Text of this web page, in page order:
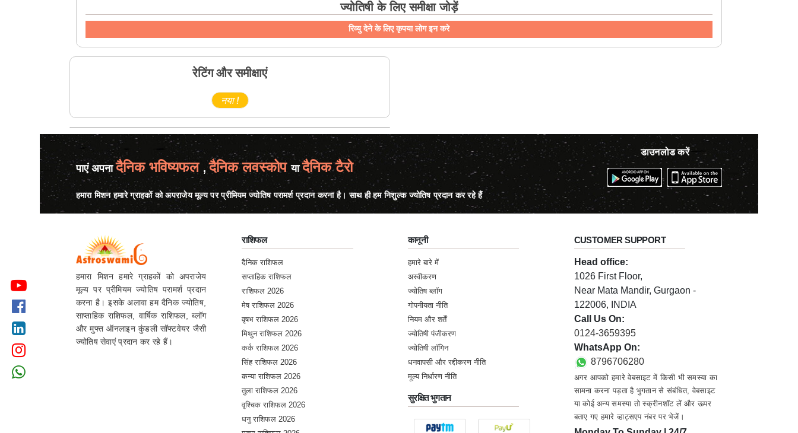
ज्योतिषी के लिए समीक्षा जोड़ें
रिव्यु देने के लिए कृपया लोग इन करे
रेटिंग और समीक्षाएं
नया !
पाएं अपनादैनिक भविष्यफल ,दैनिक लवस्कोपयादैनिक टैरो
हमारा मिशन हमारे ग्राहकों को अपराजेय मूल्य पर प्रीमियम ज्योतिष परामर्श प्रदान करना है। साथ ही हम निशुल्क ज्योतिष प्रदान कर रहे हैं
डाउनलोड करें
हमारा मिशन हमारे ग्राहकों को अपराजेय
मूल्य पर प्रीमियम ज्योतिष परामर्श प्रदान
करना है। इसके अलावा हम दैनिक ज्योतिष,
साप्ताहिक राशिफल, वार्षिक राशिफल, ब्लॉग
और मुफ्त ऑनलाइन कुंडली सॉफ्टवेयर जैसी
ज्योतिष सेवाएं प्रदान कर रहे हैं।
राशिफल
दैनिक राशिफल
सप्ताहिक राशिफल
राशिफल 2026
मेष राशिफल 2026
वृषभ राशिफल 2026
मिथुन राशिफल 2026
कर्क राशिफल 2026
सिंह राशिफल 2026
कन्या राशिफल 2026
तुला राशिफल 2026
वृश्चिक राशिफल 2026
धनु राशिफल 2026
कानूनी
हमारे बारे में
अस्वीकरण
ज्योतिष ब्लॉग
गोपनीयता नीति
नियम और शर्तें
ज्योतिषी पंजीकरण
ज्योतिषी लॉगिन
धनवापसी और रद्दीकरण नीति
मूल्य निर्धारण नीति
सुरक्षित भुगतान
CUSTOMER SUPPORT
Head office:
1026 First Floor,
Near Mata Mandir, Gurgaon -
122006, INDIA
Call Us On:
0124-3659395
WhatsApp On:
8796706280
अगर आपको हमारे वेबसाइट में किसी भी समस्या का
सामना करना पड़ता है भुगतान से संबंधित, वेबसाइट
या कोई अन्य समस्या तो स्क्रीनशॉट लें और ऊपर
बताए गए हमारे व्हाट्सएप नंबर पर भेजें।